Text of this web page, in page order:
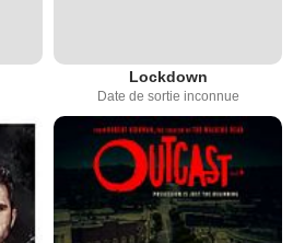
Lockdown
Date de sortie inconnue